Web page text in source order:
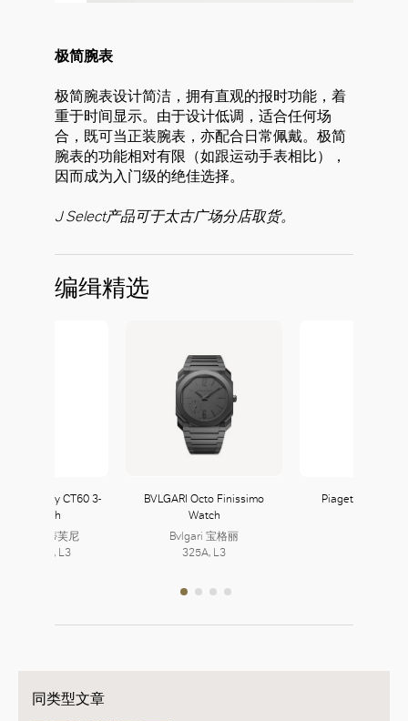
极简腕表
极简腕表设计简洁，拥有直观的报时功能，着
重于时间显示。由于设计低调，适合任何场
合，既可当正装腕表，亦配合日常佩戴。极简
腕表的功能相对有限（如跟运动手表相比），
因而成为入门级的绝佳选择。
J Select产品可于太古广场分店取货。
编缉精选
Co. Tiffany CT60 3-
Hand Watch
& Co. 蒂芙尼
L3 | 323, L3
BVLGARI Octo Finissimo
Watch
Bvlgari 宝格丽
325A, L3
Piaget Altiplano
同类型文章